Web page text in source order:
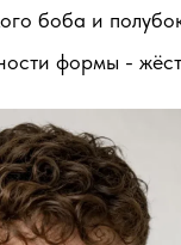
боба и
формы -